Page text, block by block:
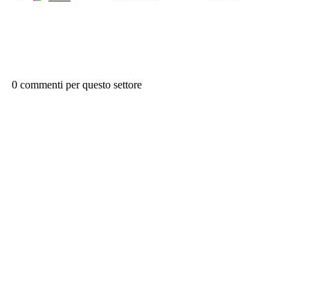
0 commenti per questo settore